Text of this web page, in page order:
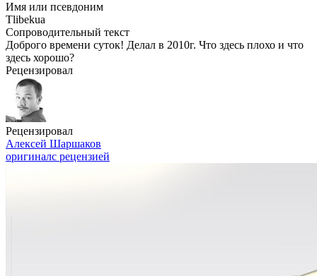
Имя или псевдоним
Tlibekua
Сопроводительный текст
Доброго времени суток! Делал в 2010г. Что здесь плохо и что
здесь хорошо?
Рецензировал
Рецензировал
Алексей Шаршаков
оригиналс рецензией